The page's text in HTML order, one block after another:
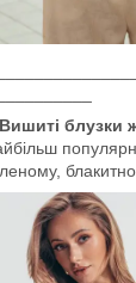
Вишиті блузки